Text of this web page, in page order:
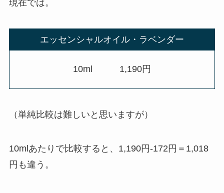
現在では。
エッセンシャルオイル・ラベンダー
10ml 1,190円
（単純比較は難しいと思いますが）
10mlあたりで比較すると、1,190円-172円＝1,018
円も違う。